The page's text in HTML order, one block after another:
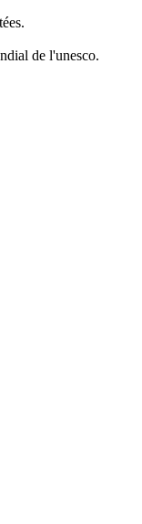
de l'unesco.